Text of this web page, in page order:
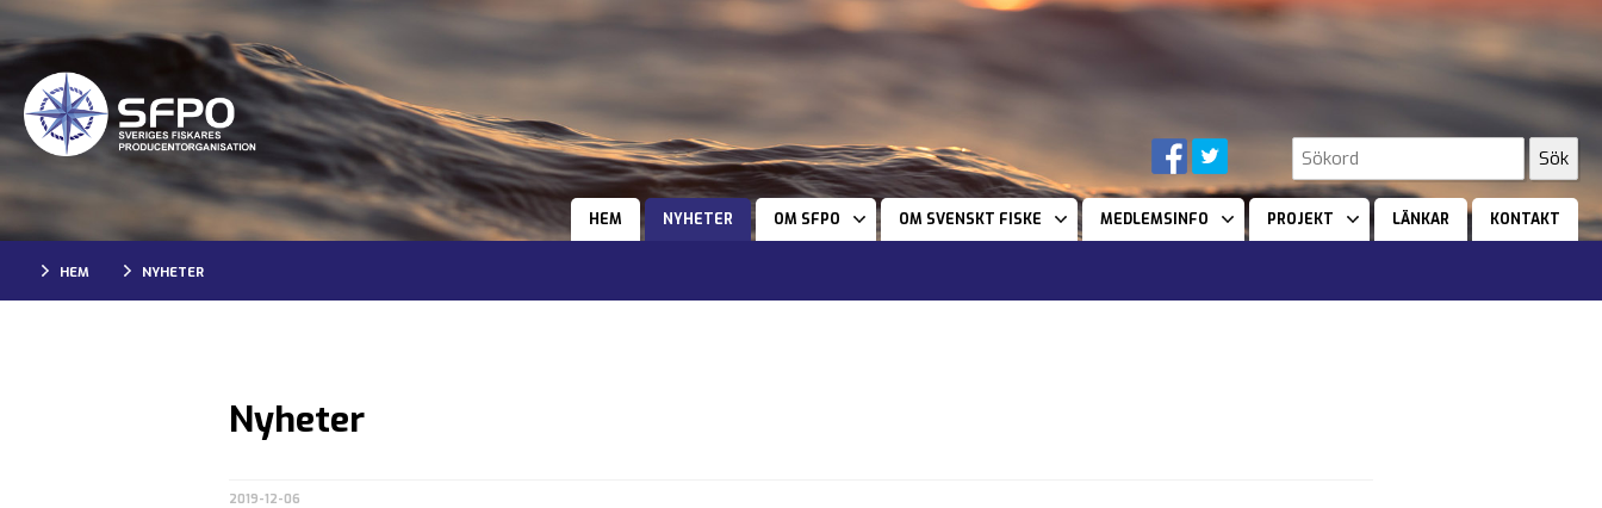
HEM NYHETER OM SFPO OM SVENSKT FISKE MEDLEMSINFO PROJEKT LÄNKAR KONTAKT
HEM NYHETER
Nyheter
2019-12-06